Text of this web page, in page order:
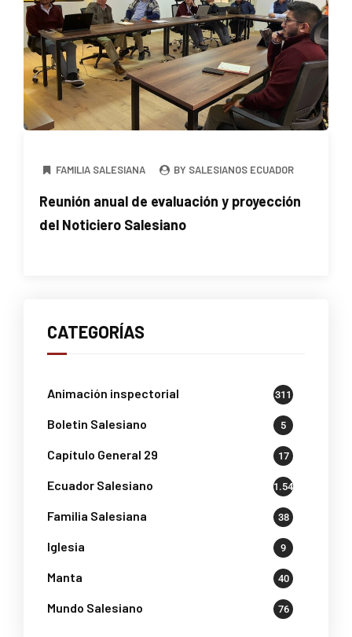
FAMILIA SALESIANA BY SALESIANOS ECUADOR
Reunión anual de evaluación y proyección
del Noticiero Salesiano
CATEGORÍAS
Animación inspectorial 311
Boletin Salesiano 5
Capítulo General 29 17
Ecuador Salesiano 1.541
Familia Salesiana 38
Iglesia 9
Manta 40
Mundo Salesiano 76